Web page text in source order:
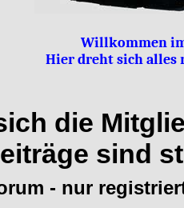
Willkommen
Hier dreht sich alles
die
sind
- nur